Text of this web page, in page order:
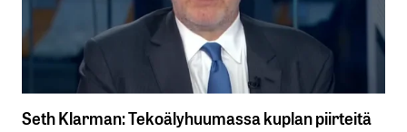
Seth Klarman: Tekoälyhuumassa kuplan piirteitä